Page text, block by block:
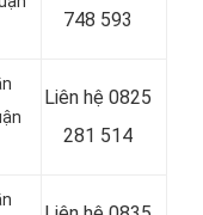
748 593
Liên hệ 0825
281 514